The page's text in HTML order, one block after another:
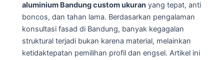
aluminium Bandung custom ukuran yang tepat, anti
boncos, dan tahan lama. Berdasarkan pengalaman
konsultasi fasad di Bandung, banyak kegagalan
struktural terjadi bukan karena material, melainkan
ketidaktepatan pemilihan profil dan engsel. Artikel ini